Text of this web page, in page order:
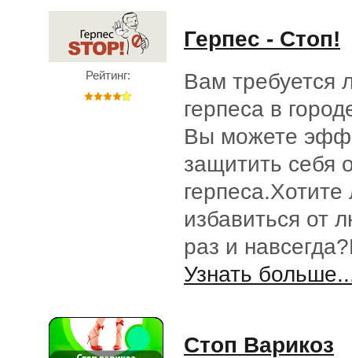
Рейтинг:
Герпес - Стоп!
Вам требуется
герпеса в
Вы можете
защитить себя
герпеса.Хотите
избавиться от
раз и
Узнать
Стоп Варикоз